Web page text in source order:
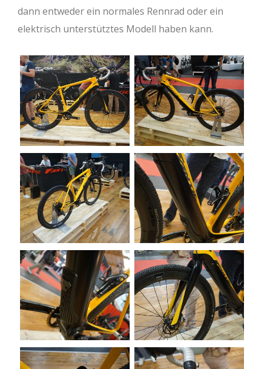
dann entweder ein normales Rennrad oder ein
elektrisch unterstütztes Modell haben kann.